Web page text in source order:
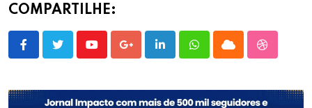
COMPARTILHE:
YoutubeGoogle+LinkedInWhatsappCloud